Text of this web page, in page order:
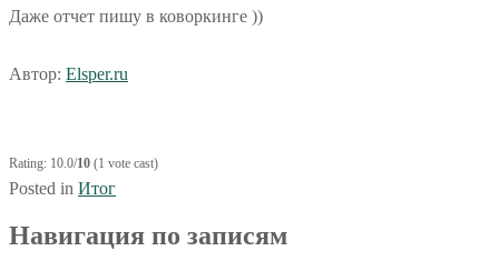
Даже отчет пишу в коворкинге ))
Автор: Elsper.ru
Rating: 10.0/10 (1 vote cast)
Posted in Итог
Навигация по записям